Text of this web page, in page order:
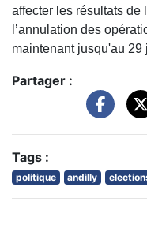
affecter les résultats de
l’annulation des
maintenant jusqu'au 29
Partager :
Tags :
politique andilly